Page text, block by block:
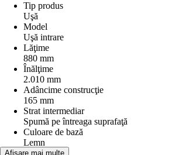
Tip produs
Uşă
Model
Uşă intrare
Lăţime
880 mm
Înălţime
2.010 mm
Adâncime construcţie
165 mm
Strat intermediar
Spumă pe întreaga suprafaţă
Culoare de bază
Lemn
Material
Afișare mai multe